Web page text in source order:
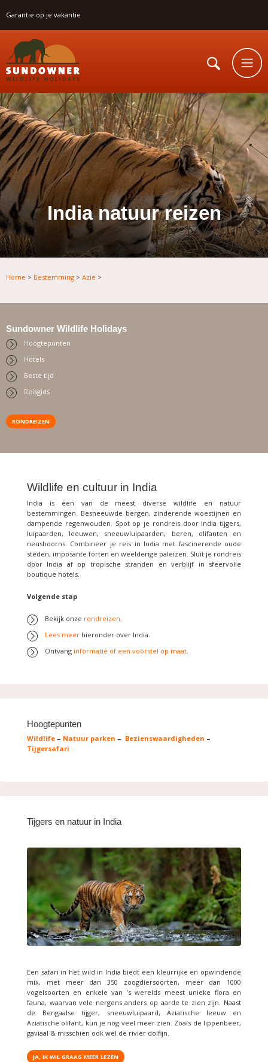
Garantie op je vakantie
India natuur reizen
Home > Bestemming > Azië >
Sundowner Wildlife Holidays
Hoogtepunten
Hotels
Beste tijd
Reisgids
RONDREIZEN
Wildlife en cultuur in India
India is een van de meest diverse wildlife en natuur
bestemmingen. Besneeuwde bergen, zinderende woestijnen en
dampende regenwouden. Spot op je rondreis door India tijgers,
luipaarden, leeuwen, sneeuwluipaarden, beren, olifanten en
neushoorns. Combineer je reis in India met fascinerende oude
steden, imposante forten en weelderige paleizen. Sluit je rondreis
door India af op tropische stranden en verblijf in sfeervolle
boutique hotels.
Volgende stap
Bekijk onze rondreizen
Lees meer hieronder over India.
Ontvang informatie of een voorstel op maat
Hoogtepunten
Wildlife – Natuur parken – Bezienswaardigheden –
Tijgersafari
Tijgers en natuur in India
Een safari in het wild in India biedt een kleurrijke en opwindende
mix, met meer dan 350 zoogdiersoorten, meer dan 1000
vogelsoorten en enkele van ’s werelds meest unieke flora en
fauna, waarvan vele nergens anders op aarde te zien zijn. Naast
de Bengaalse tijger, sneeuwluipaard, Aziatische leeuw en
Aziatische olifant, kun je nog veel meer zien. Zoals de lippenbeer,
gaviaal & misschien ook wel de rivier dolfijn.
JA, IK WIL GRAAG MEER LEZEN